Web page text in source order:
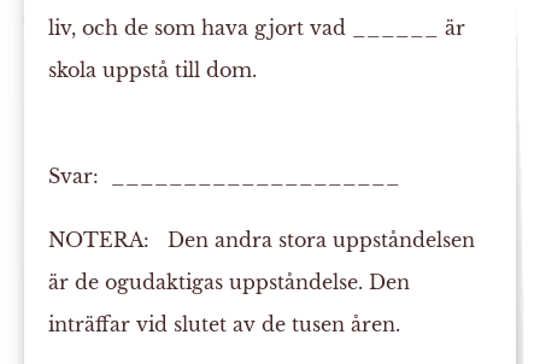
liv, och de som hava gjort vad ______ är
skola uppstå tilldom.
Svar: ____________________
NOTERA: Den andra stora uppståndelsen
är de ogudaktigas uppståndelse. Den
inträffar vid slutet av de tusen åren.